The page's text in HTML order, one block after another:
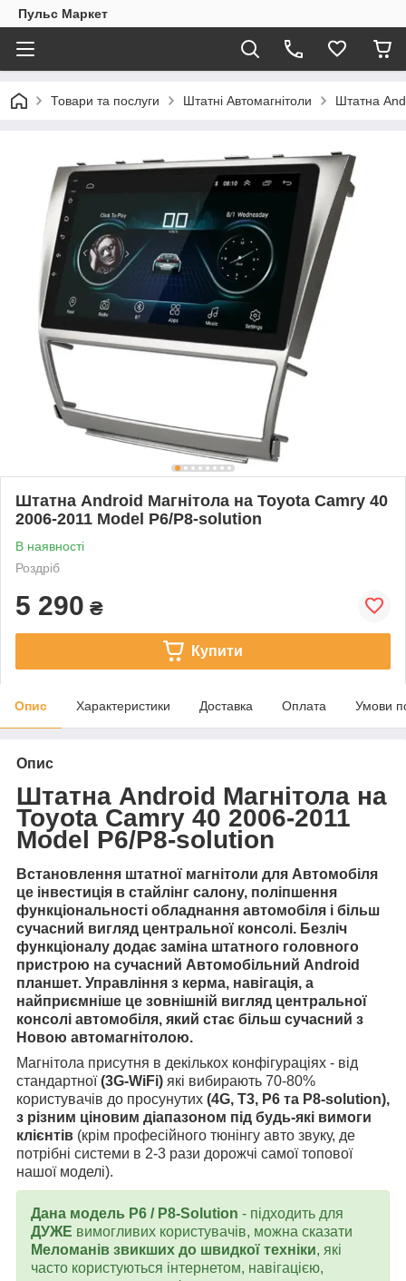
Пульс Маркет
Товари та послуги Штатні Автомагнітоли Штатна
Штатна Android Магнітола на Toyota Camry 40
2006-2011 Model P6/P8-solution
В наявності
Роздріб
5 290 ₴
Купити
Опис Характеристики Доставка Оплата Умови
Опис
Штатна Android Магнітола на
Toyota Camry 40 2006-2011
Model P6/P8-solution
Встановлення штатної магнітоли для Автомобіля
це інвестиція в стайлінг салону, поліпшення
функціональності обладнання автомобіля і більш
сучасний вигляд центральної консолі. Безліч
функціоналу додає заміна штатного головного
пристрою на сучасний Автомобільний Android
планшет. Управління з керма, навігація, а
найприємніше це зовнішній вигляд центральної
консолі автомобіля, який стає більш сучасний з
Новою автомагнітолою.
Магнітола присутня в декількох конфігураціях - від
стандартної(3G-WiFi) які вибирають 70-80%
користувачів до просунутих (4G, Т3, Р6 та Р8-solution),
з різним ціновим діапазоном під будь-які вимоги
клієнтів (крім професійного тюнінгу авто звуку, де
потрібні системи в 2-3 рази дорожчі самої топової
нашої моделі).
Дана модель P6 / P8-Solution - підходить для
ДУЖЕ вимогливих користувачів, можна сказати
Меломанів звикших до швидкої техніки, які
часто користуються інтернетом, навігацією,